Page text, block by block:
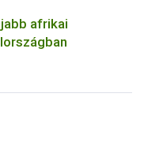
afrikai